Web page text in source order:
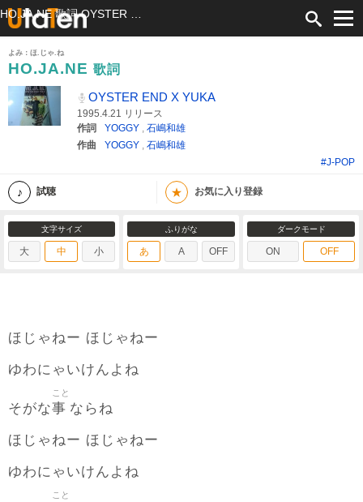
よみ：ほ.じゃ.ね
HO.JA.NE 歌詞
OYSTER END X YUKA
1995.4.21 リリース
作詞
YOGGY , 石嶋和雄
作曲
YOGGY , 石嶋和雄
#J-POP
試聴 ★ お気に入り登録
文字サイズ
大 中 小
ふりがな
あ A OFF
ダークモード
ON OFF
ほじゃねー ほじゃねー
ゆわにゃいけんよね
そがな事
こと
ならね
ほじゃねー ほじゃねー
ゆわにゃいけんよね
こと